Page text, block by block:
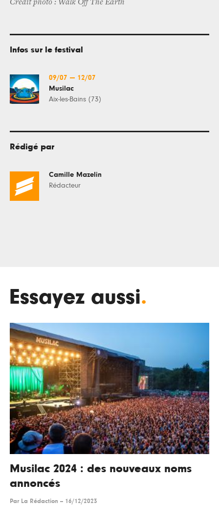
Crédit photo : Walk Off The Earth
Infos sur le festival
09/07 — 12/07
Musilac
Aix-les-Bains (73)
Rédigé par
Camille Mazelin
Rédacteur
Essayez aussi.
Musilac 2024 : des nouveaux noms
annoncés
Par La Rédaction -- 16/12/2023